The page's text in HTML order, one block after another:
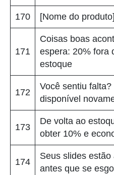
170 [Nome do
171
Coisas boas
espera: 20% fora
estoque
172
Você sentiu
disponível
173
De volta ao
obter 10% e
174
Seus slides
antes que se